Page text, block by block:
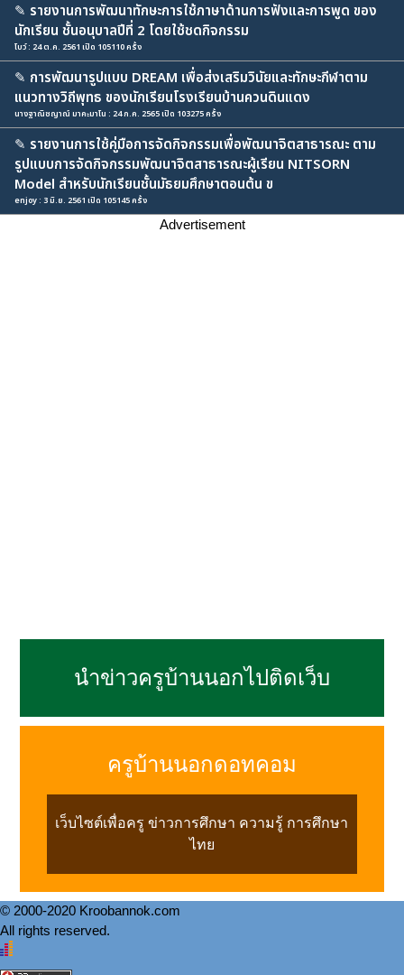
✎ รายงานการพัฒนาทักษะการใช้ภาษาด้านการฟังและการพูด ของ
นักเรียน ชั้นอนุบาลปีที่ 2 โดยใช้ชดกิจกรรม
โบว์ : 24 ต.ค. 2561 เปิด 105110 ครั้ง
✎ การพัฒนารูปแบบ DREAM เพื่อส่งเสริมวินัยและทักษะกีฬาตาม
แนวทางวิถีพุทธ ของนักเรียนโรงเรียนบ้านควนดินแดง
นางฐาณิชญาณ์ มาคะมาโน : 24 ก.ค. 2565 เปิด 103275 ครั้ง
✎ รายงานการใช้คู่มือการจัดกิจกรรมเพื่อพัฒนาจิตสาธารณะ ตาม
รูปแบบการจัดกิจกรรมพัฒนาจิตสาธารณะผู้เรียน NITSORN
Model สำหรับนักเรียนชั้นมัธยมศึกษาตอนต้น ข
enjoy : 3 มิ.ย. 2561 เปิด 105145 ครั้ง
Advertisement
นำข่าวครูบ้านนอกไปติดเว็บ
ครูบ้านนอกดอทคอม
เว็บไซต์เพื่อครู ข่าวการศึกษา ความรู้ การศึกษา
ไทย
© 2000-2020 Kroobannok.com
All rights reserved.